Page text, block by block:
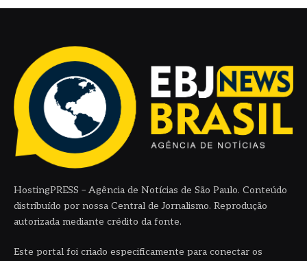
HostingPRESS – Agência de Notícias de São Paulo. Conteúdo
distribuído por nossa Central de Jornalismo. Reprodução
autorizada mediante crédito da fonte.
Este portal foi criado especificamente para conectar os